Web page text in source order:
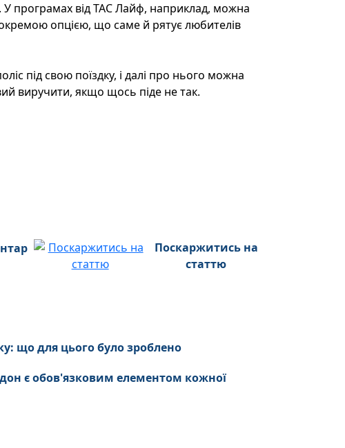
програмах від ТАС Лайф, наприклад, можна
опцією, що саме й рятує любителів
під свою поїздку, і далі про нього можна
виручити, якщо щось піде не так.
Поскаржитись на
статтю
що для цього було зроблено
є обов'язковим елементом кожної